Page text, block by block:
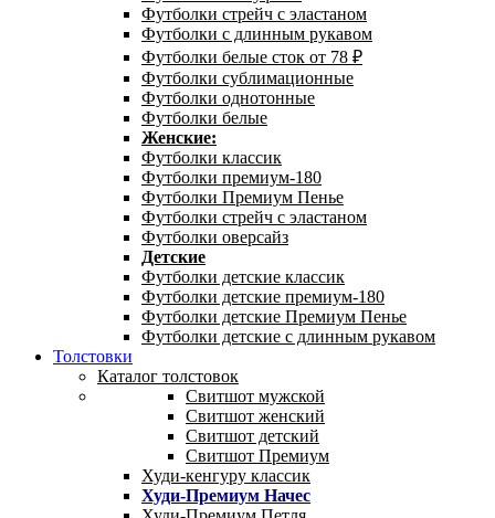
Футболки стрейч с эластаном
Футболки с длинным рукавом
Футболки белые сток от 78 ₽
Футболки сублимационные
Футболки однотонные
Футболки белые
Женские:
Футболки классик
Футболки премиум-180
Футболки Премиум Пенье
Футболки стрейч с эластаном
Футболки оверсайз
Детские
Футболки детские классик
Футболки детские премиум-180
Футболки детские Премиум Пенье
Футболки детские с длинным рукавом
Толстовки
Каталог толстовок
Свитшот мужской
Свитшот женский
Свитшот детский
Свитшот Премиум
Худи-кенгуру классик
Худи-Премиум Начес